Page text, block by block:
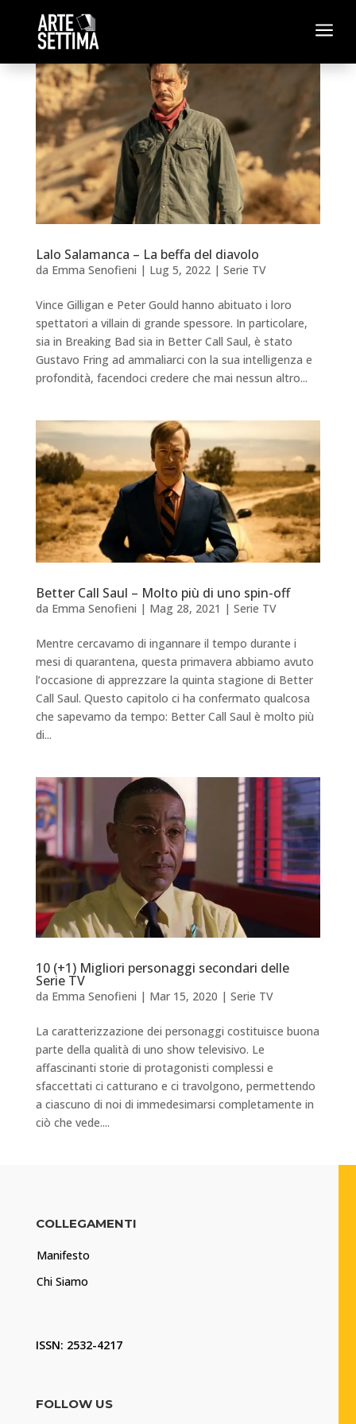
a
Lalo Salamanca – La beffa del diavolo
da Emma Senofieni | Lug 5, 2022| Serie TV
Vince Gilligan e Peter Gould hanno abituato i loro
spettatori a villain di grande spessore. In particolare,
sia in Breaking Bad sia in Better Call Saul, è stato
Gustavo Fring ad ammaliarci con la sua intelligenza e
profondità, facendoci credere che mai nessun altro...
Better Call Saul – Molto più di uno spin-off
da Emma Senofieni | Mag 28, 2021 | Serie TV
Mentre cercavamo di ingannare il tempo durante i
mesi di quarantena, questa primavera abbiamo avuto
l’occasione di apprezzare la quinta stagione di Better
Call Saul. Questo capitolo ci ha confermato qualcosa
che sapevamo da tempo: Better Call Saul è molto più
di...
10 (+1) Migliori personaggi secondari delle
Serie TV
da Emma Senofieni | Mar 15, 2020 | Serie TV
La caratterizzazione dei personaggi costituisce buona
parte della qualità di uno show televisivo. Le
affascinanti storie di protagonisti complessi e
sfaccettati ci catturano e ci travolgono, permettendo
a ciascuno di noi di immedesimarsi completamente in
ciò che vede....
COLLEGAMENTI
Manifesto
Chi Siamo
ISSN: 2532-4217
FOLLOW US